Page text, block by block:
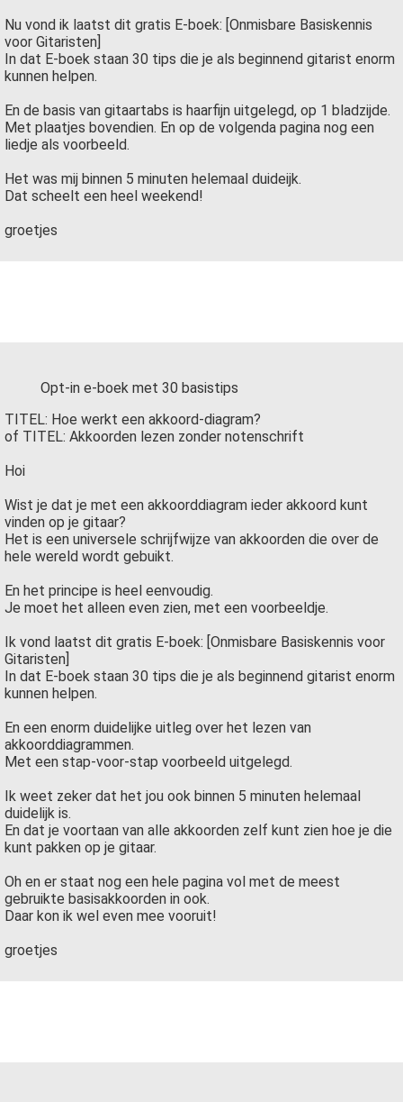
Nu vond ik laatst dit gratis E-boek: [Onmisbare Basiskennis
voor Gitaristen]
In dat E-boek staan 30 tips die je als beginnend gitarist enorm
kunnen helpen.
En de basis van gitaartabs is haarfijn uitgelegd, op 1 bladzijde.
Met plaatjes bovendien. En op de volgenda pagina nog een
liedje als voorbeeld.
Het was mij binnen 5 minuten helemaal duideijk.
Dat scheelt een heel weekend!
groetjes
Opt-in e-boek met 30 basistips
TITEL: Hoe werkt een akkoord-diagram?
of TITEL: Akkoorden lezen zonder notenschrift
Hoi
Wist je dat je met een akkoorddiagram ieder akkoord kunt
vinden op je gitaar?
Het is een universele schrijfwijze van akkoorden die over de
hele wereld wordt gebuikt.
En het principe is heel eenvoudig.
Je moet het alleen even zien, met een voorbeeldje.
Ik vond laatst dit gratis E-boek: [Onmisbare Basiskennis voor
Gitaristen]
In dat E-boek staan 30 tips die je als beginnend gitarist enorm
kunnen helpen.
En een enorm duidelijke uitleg over het lezen van
akkoorddiagrammen.
Met een stap-voor-stap voorbeeld uitgelegd.
Ik weet zeker dat het jou ook binnen 5 minuten helemaal
duidelijk is.
En dat je voortaan van alle akkoorden zelf kunt zien hoe je die
kunt pakken op je gitaar.
Oh en er staat nog een hele pagina vol met de meest
gebruikte basisakkoorden in ook.
Daar kon ik wel even mee vooruit!
groetjes
gebruikt
te
de
website-